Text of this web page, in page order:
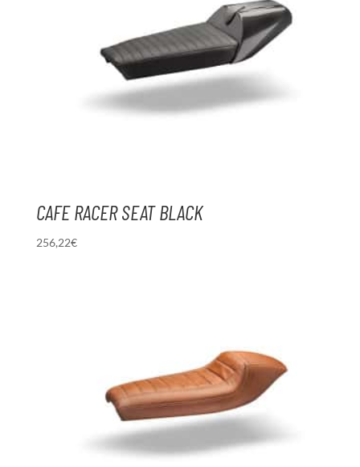
CAFE RACER SEAT BLACK
256,22€